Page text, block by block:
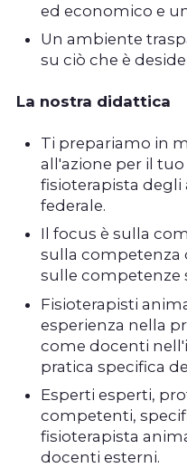
ed economico e
Un ambiente
su ciò che è
La nostra didattica
Ti prepariamo in
all'azione per il
fisioterapista
federale.
Il focus è sulla
sulla competenza
sulle competenze
Fisioterapisti
esperienza nella
come docenti
pratica specifica
Esperti esperti,
competenti,
fisioterapista
docenti esterni.